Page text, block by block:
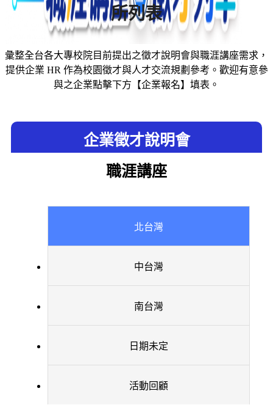
所列表
彙整全台各大專校院目前提出之徵才說明會與職涯講座需求，
提供企業 HR 作為校園徵才與人才交流規劃參考。歡迎有意參
與之企業點擊下方【企業報名】填表。
企業徵才說明會
職涯講座
北台灣
中台灣
南台灣
日期未定
活動回顧